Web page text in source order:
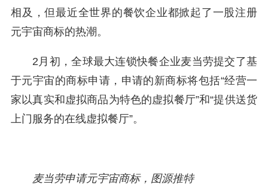
相及，但最近全世界的餐饮企业都掀起了一股注册
元宇宙商标的热潮。
2月初，全球最大连锁快餐企业麦当劳提交了基
于元宇宙的商标申请，申请的新商标将包括“经营一
家以真实和虚拟商品为特色的虚拟餐厅”和“提供送货
上门服务的在线虚拟餐厅”。
麦当劳申请元宇宙商标，图源推特